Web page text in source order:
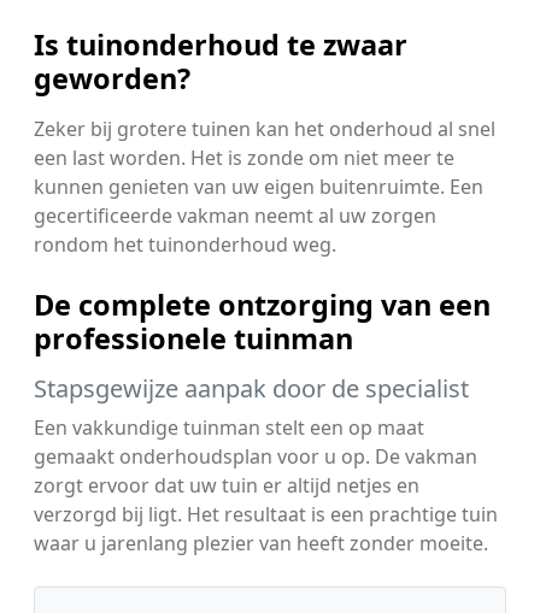
Is tuinonderhoud te zwaar
geworden?
Zeker bij grotere tuinen kan het onderhoud al snel
een last worden. Het is zonde om niet meer te
kunnen genieten van uw eigen buitenruimte. Een
gecertificeerde vakman neemt al uw zorgen
rondom het tuinonderhoud weg.
De complete ontzorging van een
professionele tuinman
Stapsgewijze aanpak door de specialist
Een vakkundige tuinman stelt een op maat
gemaakt onderhoudsplan voor u op. De vakman
zorgt ervoor dat uw tuin er altijd netjes en
verzorgd bij ligt. Het resultaat is een prachtige tuin
waar u jarenlang plezier van heeft zonder moeite.